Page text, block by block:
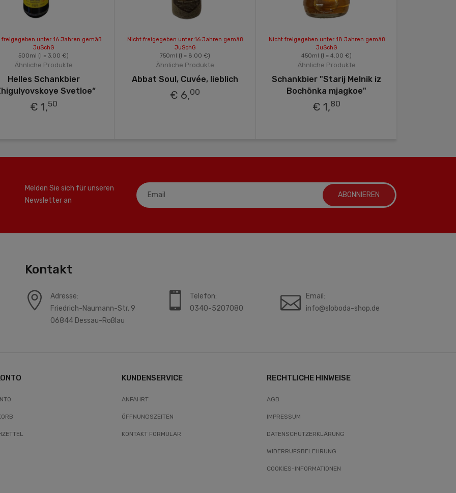
freigegeben unter 16 Jahren gemäß
JuSchG
500ml (l = 3.00 €)
Ähnliche Produkte
Helles Schankbier
Svetloe“
€ 1,50
Nicht freigegeben unter 16 Jahren gemäß
JuSchG
750ml (l = 8.00 €)
Ähnliche Produkte
Abbat Soul, Cuvée, lieblich
€ 6,00
Nicht freigegeben unter 18 Jahren gemäß
JuSchG
450ml (l = 4.00 €)
Ähnliche Produkte
Schankbier "Starij Melnik iz
Bochönka mjagkoe"
€ 1,80
Melden Sie sich für unseren
Newsletter an
ABONNIEREN
Kontakt
Adresse:
Friedrich-Naumann-Str. 9
06844 Dessau-Roßlau
Telefon:
0340-5207080
Email:
info@sloboda-shop.de
KUNDENSERVICE
ANFAHRT
ÖFFNUNGSZEITEN
KONTAKT FORMULAR
RECHTLICHE HINWEISE
AGB
IMPRESSUM
DATENSCHUTZERKLÄRUNG
WIDERRUFSBELEHRUNG
COOKIES-INFORMATIONEN